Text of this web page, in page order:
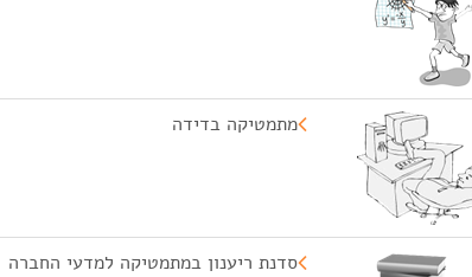
מתמטיקה בדידה
סדנת ריענון במתמטיקה למדעי החברה